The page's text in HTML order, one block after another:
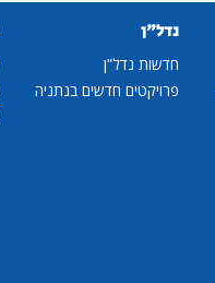
נדל"ן
חדשות נדל"ן
פרויקטים חדשים בנתניה